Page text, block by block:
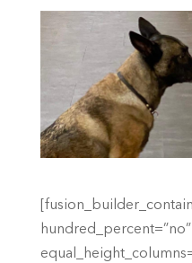
hundred_percent=”no”